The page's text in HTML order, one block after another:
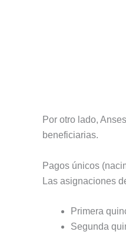
Por otro lado,
beneficiarias.
Pagos únicos
Las asignaciones
Primera
Segunda